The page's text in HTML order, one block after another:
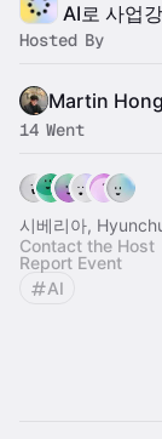
AI로 사업
Hosted By
Martin Hong
14 Went
시베리아,
Contact the Host
Report Event
AI